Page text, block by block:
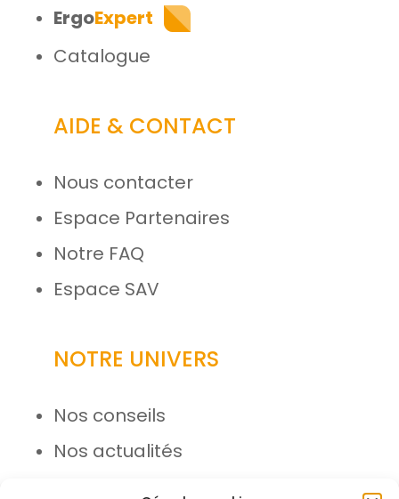
ErgoExpert
Catalogue
AIDE & CONTACT
Nous contacter
Espace Partenaires
Notre FAQ
Espace SAV
NOTRE UNIVERS
Nos conseils
Nos actualités